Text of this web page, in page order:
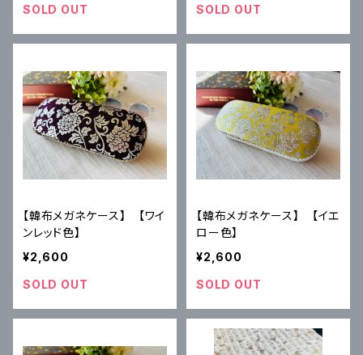
SOLD OUT
SOLD OUT
【韓布メガネケース】 【ワイ
ンレッド色】
¥2,600
SOLD OUT
【韓布メガネケース】 【イエ
ロー色】
¥2,600
SOLD OUT